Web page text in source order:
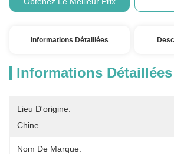
Informations Détaillées
Informations Détaillées
Lieu D'origine:
Chine
Nom De Marque: